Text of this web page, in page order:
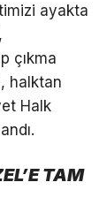
ayakta
çıkma
halktan
Halk
TAM